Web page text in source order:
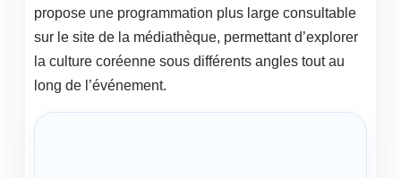
propose une programmation plus large consultable
sur le site de la médiathèque, permettant d’explorer
la culture coréenne sous différents angles tout au
long de l’événement.